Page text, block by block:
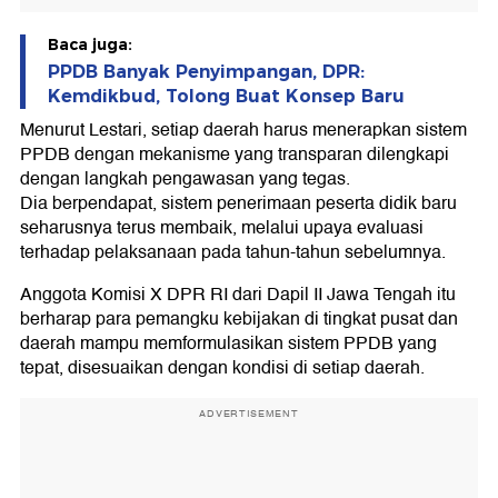
Baca juga:
PPDB Banyak Penyimpangan, DPR:
Kemdikbud, Tolong Buat Konsep Baru
Menurut Lestari, setiap daerah harus menerapkan sistem
PPDB dengan mekanisme yang transparan dilengkapi
dengan langkah pengawasan yang tegas.
Dia berpendapat, sistem penerimaan peserta didik baru
seharusnya terus membaik, melalui upaya evaluasi
terhadap pelaksanaan pada tahun-tahun sebelumnya.
Anggota Komisi X DPR RI dari Dapil II Jawa Tengah itu
berharap para pemangku kebijakan di tingkat pusat dan
daerah mampu memformulasikan sistem PPDB yang
tepat, disesuaikan dengan kondisi di setiap daerah.
ADVERTISEMENT